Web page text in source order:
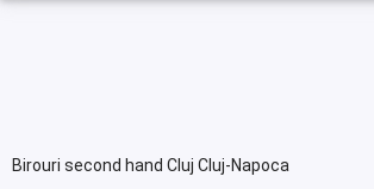
Birouri second hand Cluj Cluj-Napoca